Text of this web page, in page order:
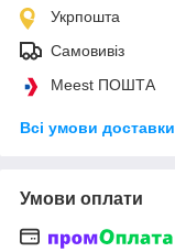
Укрпошта
Самовивіз
Meest ПОШТА
Всі умови доставки
Умови оплати